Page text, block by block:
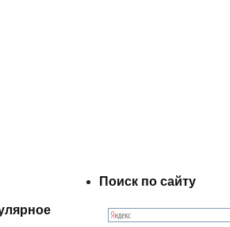
Поиск по сайту